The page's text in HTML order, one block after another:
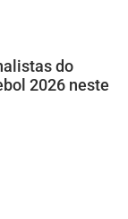
do
2026 neste